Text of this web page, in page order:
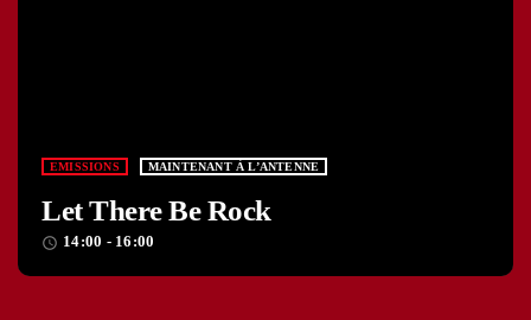
EMISSIONS MAINTENANT À L’ANTENNE
Let There Be Rock
access_time 14:00 - 16:00